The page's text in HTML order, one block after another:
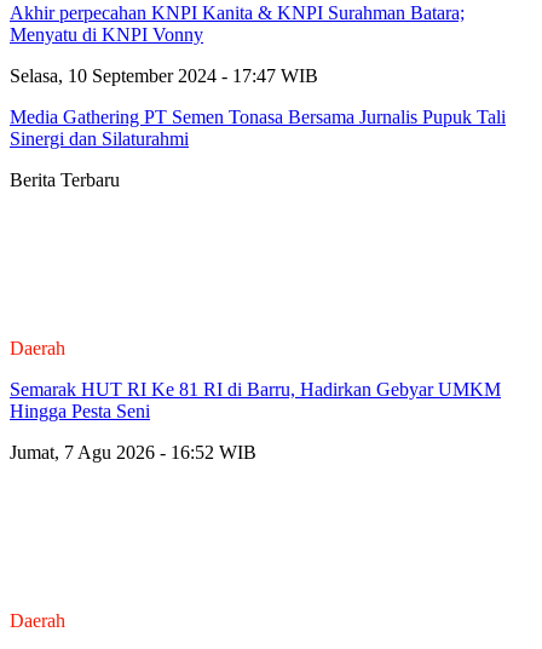
Akhir perpecahan KNPI Kanita & KNPI Surahman Batara;
Menyatu di KNPI Vonny
Selasa, 10 September 2024 - 17:47 WIB
Media Gathering PT Semen Tonasa Bersama Jurnalis Pupuk Tali
Sinergi dan Silaturahmi
Berita Terbaru
Daerah
Semarak HUT RI Ke 81 RI di Barru, Hadirkan Gebyar UMKM
Hingga Pesta Seni
Jumat, 7 Agu 2026 - 16:52 WIB
Daerah